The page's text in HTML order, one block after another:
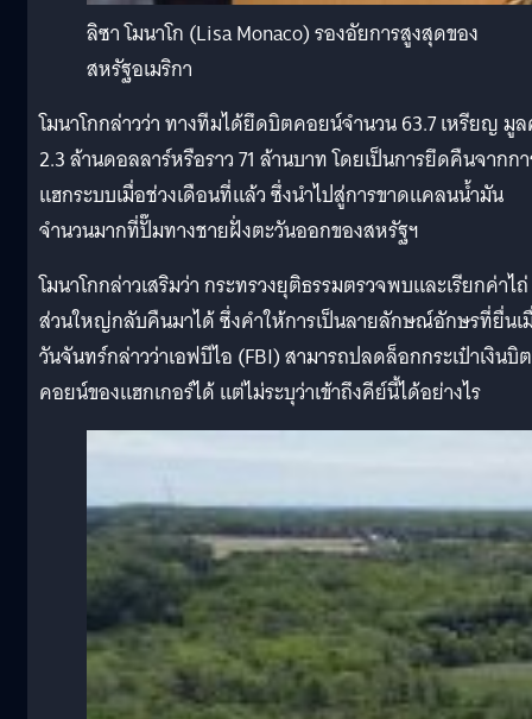
ลิซา โมนาโก (Lisa Monaco) รองอัยการสูงสุดของ
สหรัฐอเมริกา
โมนาโกกล่าวว่า ทางทีมได้ยึดบิตคอยน์จำนวน 63.7 เหรียญ มู
2.3 ล้านดอลลาร์หรือราว 71 ล้านบาท โดยเป็นการยึดคืนจากก
แฮกระบบเมื่อช่วงเดือนที่แล้ว ซึ่งนำไปสู่การขาดแคลนน้ำมัน
จำนวนมากที่ปั๊มทางชายฝั่งตะวันออกของสหรัฐฯ
โมนาโกกล่าวเสริมว่า กระทรวงยุติธรรมตรวจพบและเรียกค่าไถ่
ส่วนใหญ่กลับคืนมาได้ ซึ่งคำให้การเป็นลายลักษณ์อักษรที่ยื่นเ
วันจันทร์กล่าวว่าเอฟบีไอ (FBI) สามารถปลดล็อกกระเป๋าเงินบิต
คอยน์ของแฮกเกอร์ได้ แต่ไม่ระบุว่าเข้าถึงคีย์นี้ได้อย่างไร